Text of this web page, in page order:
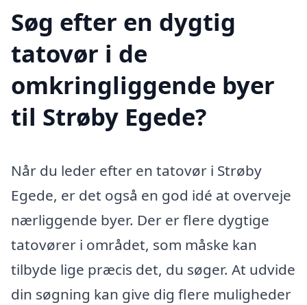
Søg efter en dygtig
tatovør i de
omkringliggende byer
til Strøby Egede?
Når du leder efter en tatovør i Strøby
Egede, er det også en god idé at overveje
nærliggende byer. Der er flere dygtige
tatovører i området, som måske kan
tilbyde lige præcis det, du søger. At udvide
din søgning kan give dig flere muligheder